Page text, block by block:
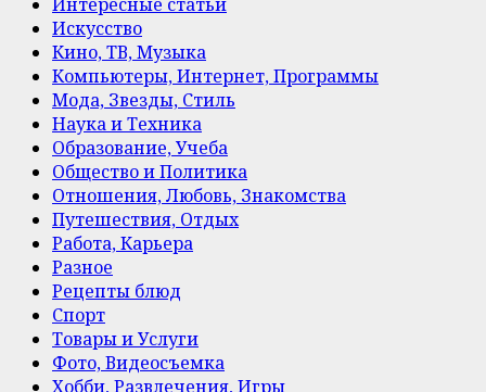
Искусство
Кино, ТВ, Музыка
Компьютеры, Интернет, Программы
Мода, Звезды, Стиль
Наука и Техника
Образование, Учеба
Общество и Политика
Отношения, Любовь, Знакомства
Путешествия, Отдых
Работа, Карьера
Разное
Рецепты блюд
Спорт
Товары и Услуги
Фото, Видеосъемка
Хобби, Развлечения, Игры